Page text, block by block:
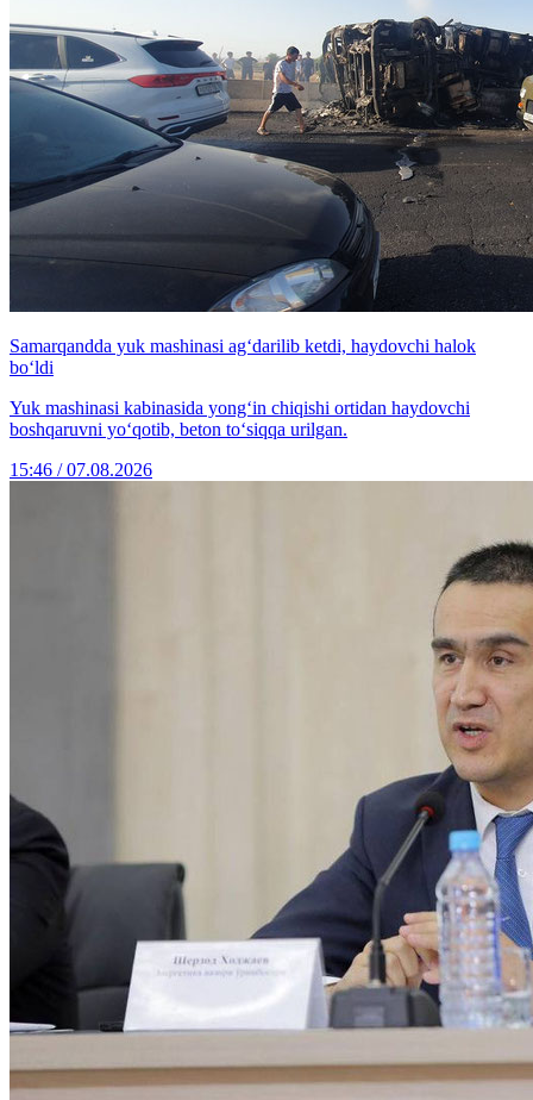
Samarqandda yuk mashinasi ag‘darilib ketdi, haydovchi halok
bo‘ldi
Yuk mashinasi kabinasida yong‘in chiqishi ortidan haydovchi
boshqaruvni yo‘qotib, beton to‘siqqa urilgan.
15:46 / 07.08.2026